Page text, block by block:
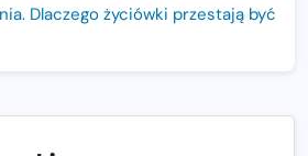
Dlaczego życiówki przestają być